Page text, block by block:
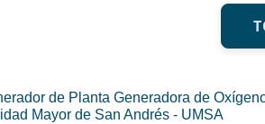
de Planta Generadora de
Mayor de San Andrés - UMSA